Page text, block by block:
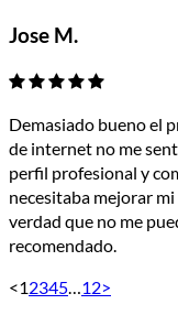
Jose M.
Demasiado bueno el
de internet no me
perfil profesional y
necesitaba mejorar
verdad que no me
recomendado.
<12345 12>